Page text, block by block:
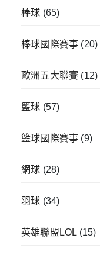
棒球 (65)
棒球國際賽事 (20)
歐洲五大聯賽 (12)
籃球 (57)
籃球國際賽事 (9)
網球 (28)
羽球 (34)
英雄聯盟LOL (15)